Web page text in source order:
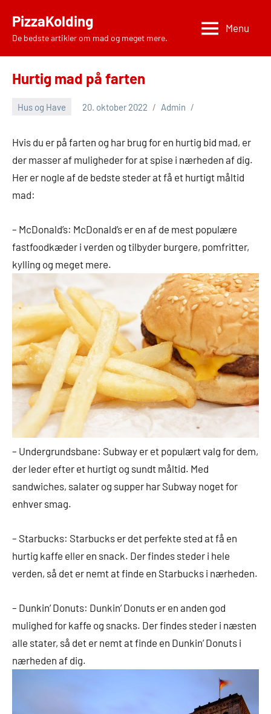
indhold
PizzaKolding
De bedste artikler om mad og meget mere.
Menu
Hurtig mad på farten
Hus og Have 20. oktober 2022 Admin
Hvis du er på farten og har brug for en hurtig bid mad, er
der masser af muligheder for at spise i nærheden af dig.
Her er nogle af de bedste steder at få et hurtigt måltid
mad:
– McDonald’s: McDonald’s er en af de mest populære
fastfoodkæder i verden og tilbyder burgere, pomfritter,
kylling og meget mere.
– Undergrundsbane: Subway er et populært valg for dem,
der leder efter et hurtigt og sundt måltid. Med
sandwiches, salater og supper har Subway noget for
enhver smag.
– Starbucks: Starbucks er det perfekte sted at få en
hurtig kaffe eller en snack. Der findes steder i hele
verden, så det er nemt at finde en Starbucks i nærheden.
– Dunkin’ Donuts: Dunkin’ Donuts er en anden god
mulighed for kaffe og snacks. Der findes steder i næsten
alle stater, så det er nemt at finde en Dunkin’ Donuts i
nærheden af dig.